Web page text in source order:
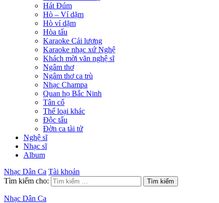
Hát Đúm
Hò – Ví dặm
Hò ví dặm
Hòa tấu
Karaoke Cải lương
Karaoke nhạc xứ Nghệ
Khách mời văn nghệ sĩ
Ngâm thơ
Ngâm thơ ca trù
Nhạc Champa
Quan họ Bắc Ninh
Tân cổ
Thể loại khác
Độc tấu
Đờn ca tài tử
Nghệ sĩ
Nhạc sĩ
Album
Nhạc Dân Ca Tài khoản
Tìm kiếm cho:
Nhạc Dân Ca